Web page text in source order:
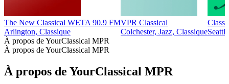
The New Classical WETA 90.9 FM
Arlington, Classique
VPR Classical
Colchester, Jazz, Classique
À propos de YourClassical MPR
À propos de YourClassical MPR
À propos de YourClassical MPR